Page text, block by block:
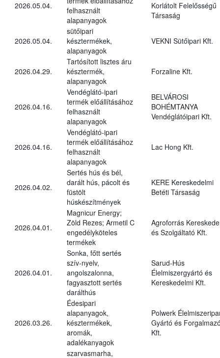
2026.05.04.
felhasznált
alapanyagok
Korlátolt Felelősségű
Társaság
2026.05.04.
sütőipari
késztermékek,
alapanyagok
VEKNI Sütőipari Kft.
2026.04.29.
Tartósított lisztes áru
késztermék,
alapanyagok
Forzaline Kft.
2026.04.16.
Vendéglátó-ipari
termék előállításához
felhasznált
alapanyagok
BELVÁROSI
BOHÉMTANYA
Vendéglátóipari Kft.
2026.04.16.
Vendéglátó-ipari
termék előállításához
felhasznált
alapanyagok
Lac Hong Kft.
2026.04.02.
Sertés hús és bél,
darált hús, pácolt és
füstölt
húskészítmények
KERE Kereskedelmi
Betéti Társaság
2026.04.01.
Magnicur Energy;
Zöld Rezes; Armetil C
engedélyköteles
termékek
Agroforrás
és Szolgáltató Kft.
2026.04.01.
Sonka, főtt sertés
szív-nyelv,
angolszalonna,
fagyasztott sertés
darálthús
Sarud-Hús
Élelmiszergyártó és
Kereskedelmi Kft.
2026.03.26.
Édesipari
alapanyagok,
késztermékek,
aromák,
adalékanyagok
Polwerk
Gyártó és
Kft.
szarvasmarha,